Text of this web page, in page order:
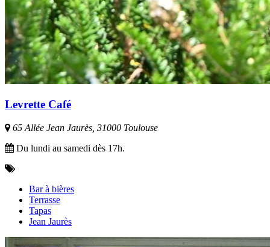
Levrette Café
65 Allée Jean Jaurès, 31000 Toulouse
Du lundi au samedi dès 17h.
Bar à bières
Terrasse
Tapas
Jean Jaurès